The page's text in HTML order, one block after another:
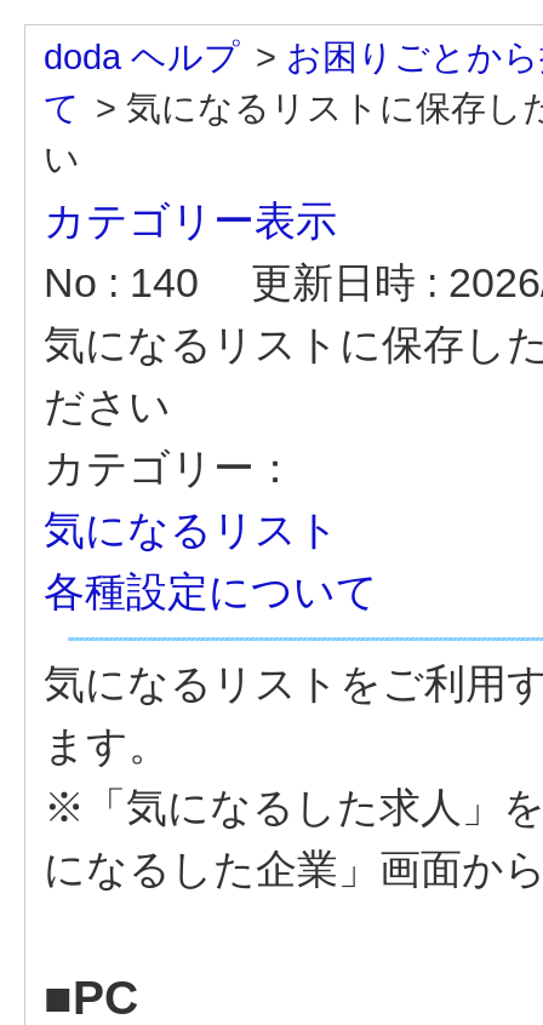
doda ヘルプ > お困りごとか
て > 気になるリストに保存し
い
カテゴリー表示
No : 140
更新日時 :
気になるリストに保存し
ださい
カテゴリー：
気になるリスト
各種設定について
気になるリストをご利用
ます。
※「気になるした求人」
になるした企業」画面か
■PC